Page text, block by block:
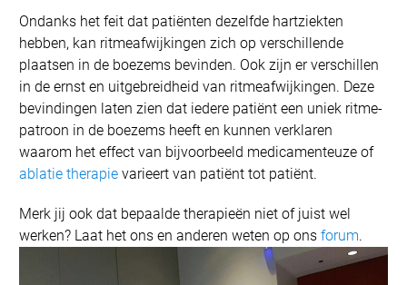
Ondanks het feit dat patiënten dezelfde hartziekten
hebben, kan ritmeafwijkingen zich op verschillende
plaatsen in de boezems bevinden. Ook zijn er verschillen
in de ernst en uitgebreidheid van ritmeafwijkingen. Deze
bevindingen laten zien dat iedere patiënt een uniek ritme-
patroon in de boezems heeft en kunnen verklaren
waarom het effect van bijvoorbeeld medicamenteuze of
ablatie therapie varieert van patiënt tot patiënt.
Merk jij ook dat bepaalde therapieën niet of juist wel
werken? Laat het ons en anderen weten op ons forum.